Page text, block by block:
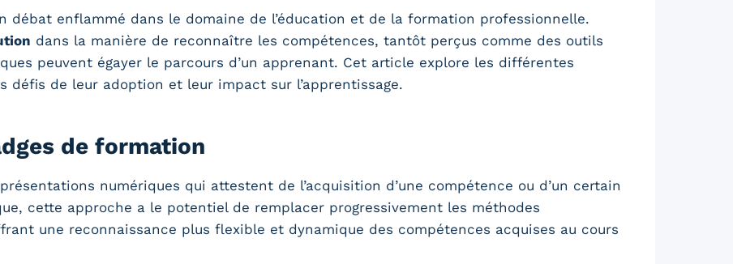
débat enflammé dans le domaine de l’éducation et de la formation professionnelle.
dans la manière de reconnaître les compétences, tantôt perçus comme des outils
peuvent égayer le parcours d’un apprenant. Cet article explore les différentes
défis de leur adoption et leur impact sur l’apprentissage.
de formation
numériques qui attestent de l’acquisition d’une compétence ou d’un certain
cette approche a le potentiel de remplacer progressivement les méthodes
une reconnaissance plus flexible et dynamique des compétences acquises au cours